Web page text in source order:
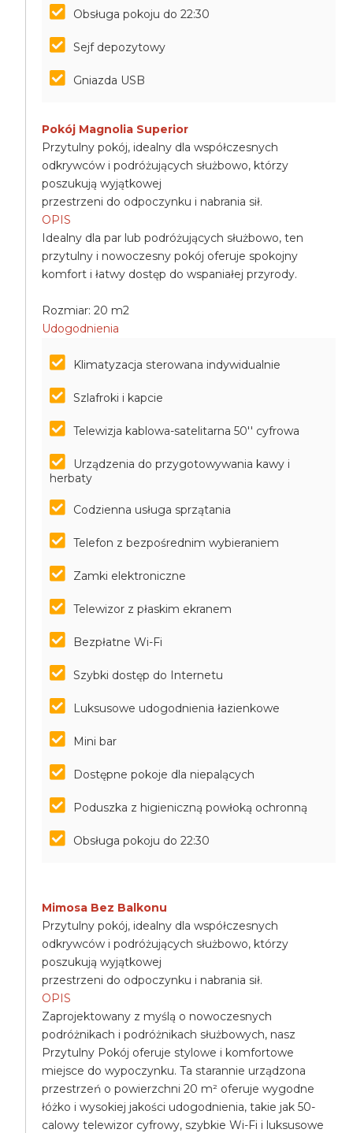
Obsługa pokoju do 22:30
Sejf depozytowy
Gniazda USB
Pokój Magnolia Superior
Przytulny pokój, idealny dla współczesnych
odkrywców i podróżujących służbowo, którzy
poszukują wyjątkowej
przestrzeni do odpoczynku i nabrania sił.
OPIS
Idealny dla par lub podróżujących służbowo, ten
przytulny i nowoczesny pokój oferuje spokojny
komfort i łatwy dostęp do wspaniałej przyrody.
Rozmiar: 20 m2
Udogodnienia
Klimatyzacja sterowana indywidualnie
Szlafroki i kapcie
Telewizja kablowa-satelitarna 50'' cyfrowa
Urządzenia do przygotowywania kawy i
herbaty
Codzienna usługa sprzątania
Telefon z bezpośrednim wybieraniem
Zamki elektroniczne
Telewizor z płaskim ekranem
Bezpłatne Wi-Fi
Szybki dostęp do Internetu
Luksusowe udogodnienia łazienkowe
Mini bar
Dostępne pokoje dla niepalących
Poduszka z higieniczną powłoką ochronną
Obsługa pokoju do 22:30
Mimosa Bez Balkonu
Przytulny pokój, idealny dla współczesnych
odkrywców i podróżujących służbowo, którzy
poszukują wyjątkowej
przestrzeni do odpoczynku i nabrania sił.
OPIS
Zaprojektowany z myślą o nowoczesnych
podróżnikach i podróżnikach służbowych, nasz
Przytulny Pokój oferuje stylowe i komfortowe
miejsce do wypoczynku. Ta starannie urządzona
przestrzeń o powierzchni 20 m² oferuje wygodne
łóżko i wysokiej jakości udogodnienia, takie jak 50-
calowy telewizor cyfrowy, szybkie Wi-Fi i luksusowe